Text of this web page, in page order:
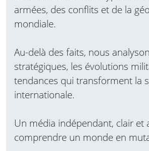
armées, des conflits et de la
mondiale.
Au-delà des faits, nous
stratégiques, les évolutions
tendances qui transforment la
internationale.
Un média indépendant, clair et
comprendre un monde en